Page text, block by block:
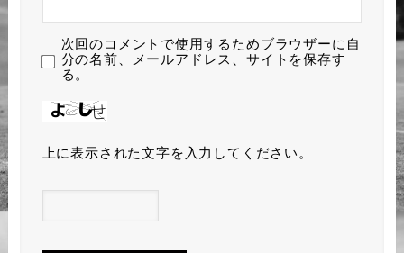
次回のコメントで使用するためブラウザーに自
分の名前、メールアドレス、サイトを保存す
る。
上に表示された文字を入力してください。